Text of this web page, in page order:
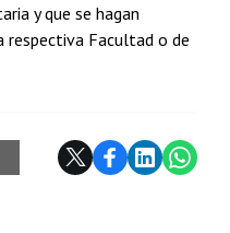
y que se hagan
respectiva Facultad o de